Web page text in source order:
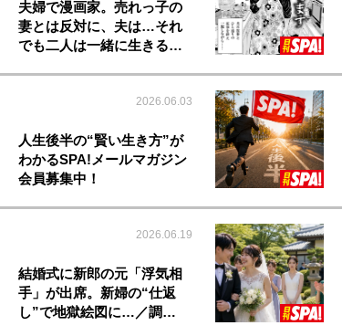
夫婦で漫画家。売れっ子の
妻とは反対に、夫は…それ
でも二人は一緒に生きる…
2026.06.03
人生後半の“賢い生き方”が
わかるSPA!メールマガジン
会員募集中！
2026.06.19
結婚式に新郎の元「浮気相
手」が出席。新婦の“仕返
し”で地獄絵図に…／調…